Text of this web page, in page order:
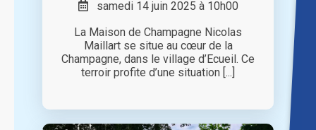
samedi 14 juin 2025 à 10h00
La Maison de Champagne Nicolas
Maillart se situe au cœur de la
Champagne, dans le village d’Ecueil. Ce
terroir profite d’une situation [...]